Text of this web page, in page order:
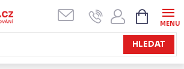
HLEDAT
KOŠÍK